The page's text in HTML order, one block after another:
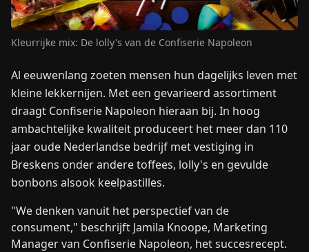
ENDEFRESITNLPL HU
NEEM
CONTACT
OP
Kleurrijke mix: De lolly's van de Confiserie Napoleon
Al eeuwenlang zoeten mensen hun dagelijks leven met
kleine lekkernijen. Met een gevarieerd assortiment
draagt Confiserie Napoleon hieraan bij. In hoog
ambachtelijke kwaliteit produceert het meer dan 110
jaar oude Nederlandse bedrijf met vestiging in
Breskens onder andere toffees, lolly's en gevulde
bonbons alsook keelpastilles.
"We denken vanuit het perspectief van de
consument," beschrijft Jamila Knoope, Marketing
Manager van Confiserie Napoleon, het succesrecept.